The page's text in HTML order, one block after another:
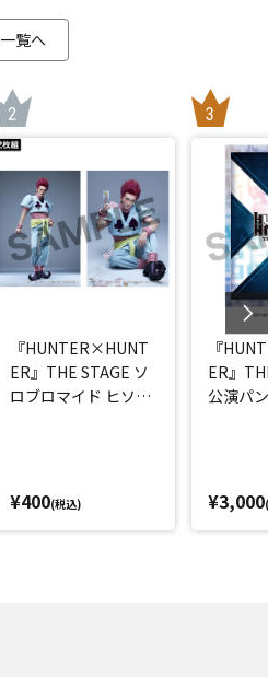
一覧へ
『HUNTER×HUNT
ER』THE STAGE ソ
ロブロマイド ヒソカ
¥400(税込)
『
ER』
公演パ
¥3,000